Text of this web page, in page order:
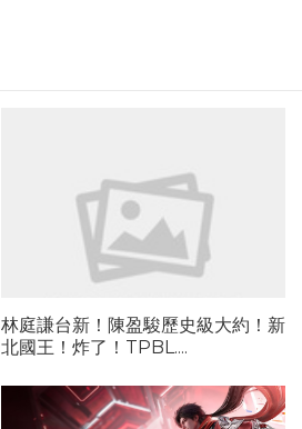
林庭謙台新！陳盈駿歷史級大約！新
北國王！炸了！TPBL....